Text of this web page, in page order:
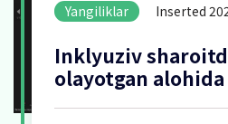
Yangiliklar Inserted
Inklyuziv
olayotgan alohida